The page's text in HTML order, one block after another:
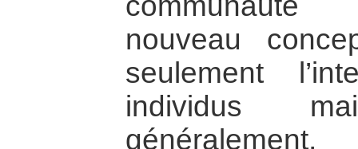
nouveau
seulement
individus